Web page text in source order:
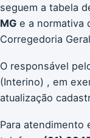
seguem a tabela
MG e a normativa
Corregedoria
O responsável
(Interino) , em
atualização
Para atendimento